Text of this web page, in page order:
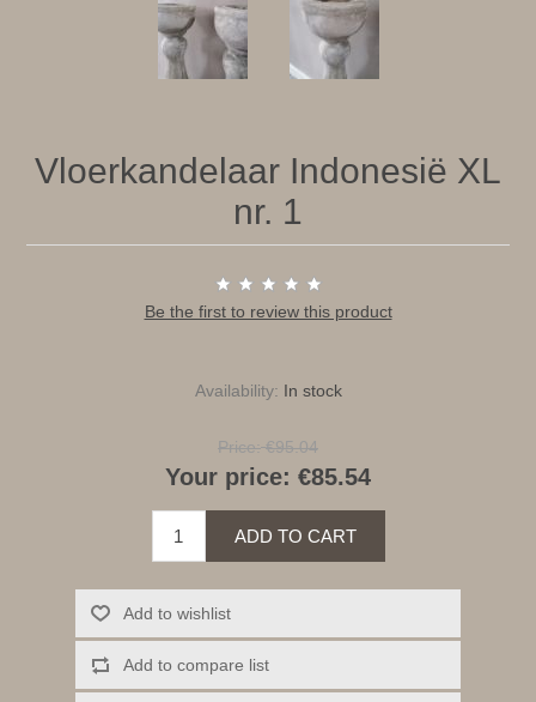
Vloerkandelaar Indonesië XL
nr. 1
Be the first to review this product
Availability: In stock
Price: €95.04
Your price: €85.54
ADD TO CART
Add to wishlist
Add to compare list